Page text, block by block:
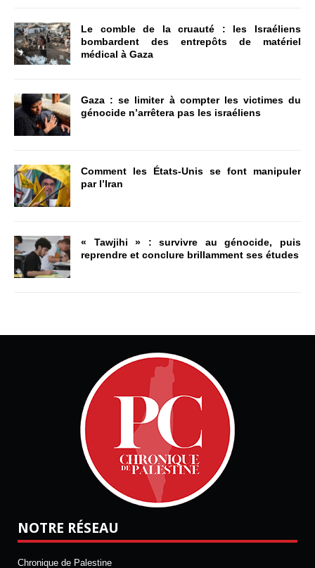
Le comble de la cruauté : les Israéliens
bombardent des entrepôts de matériel
médical à Gaza
Gaza : se limiter à compter les victimes du
génocide n’arrêtera pas les israéliens
Comment les États-Unis se font manipuler
par l’Iran
« Tawjihi » : survivre au génocide, puis
reprendre et conclure brillamment ses études
NOTRE RÉSEAU
Chronique de Palestine